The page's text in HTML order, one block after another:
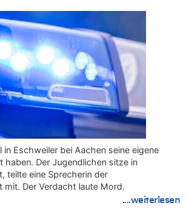
in Eschweiler bei Aachen seine eigene
haben. Der Jugendlichen sitze in
teilte eine Sprecherin der
mit. Der Verdacht laute Mord.
....weiterlesen